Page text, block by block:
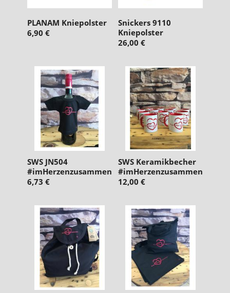
PLANAM Kniepolster
6,90 €
Snickers 9110
Kniepolster
26,00 €
SWS JN504
#imHerzenzusammen
6,73 €
SWS Keramikbecher
#imHerzenzusammen
12,00 €